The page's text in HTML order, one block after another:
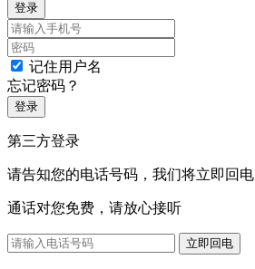
登录
记住用户名
忘记密码？
登录
第三方登录
请告知您的电话号码，我们将立即回电
通话对您免费，请放心接听
立即回电